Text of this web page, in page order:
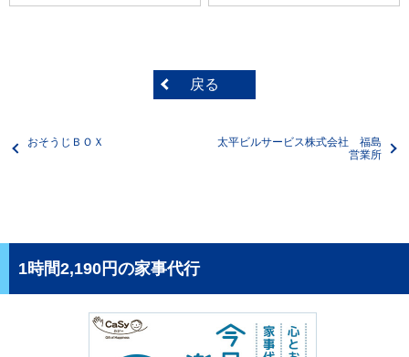
戻る
おそうじＢＯＸ
太平ビルサービス株式会社 福島
営業所
1時間2,190円の家事代行